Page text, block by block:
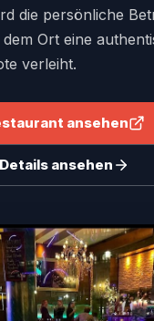
die persönliche
Ort eine
verleiht.
ansehen
Details ansehen